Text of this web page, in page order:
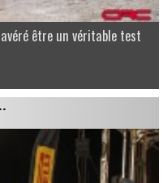
être un véritable test